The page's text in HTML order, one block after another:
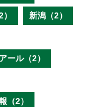
新潟（2）
ール（2）
（2）